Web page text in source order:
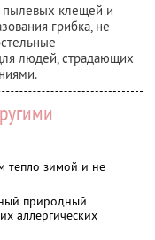
пылевых клещей и
грибка, не
людей, страдающих
тепло зимой и не
природный
аллергических